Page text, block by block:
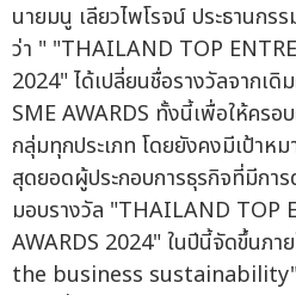
นายมนู เลียวไพโรจน์ ประธานกร
ว่า " "THAILAND TOP
2024" ได้เปลี่ยนชื่อรางวัลจากเ
SME AWARDS ทั้งนี้เพื่อให้ครอ
กลุ่มทุกประเภท โดยยังคงมีเป้าห
สุดยอดผู้ประกอบการธุรกิจที่มีกา
มอบรางวัล "THAILAND TOP
AWARDS 2024" ในปีนี้จัดขึ้นภ
the business sustainability"